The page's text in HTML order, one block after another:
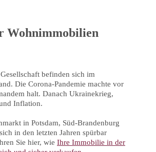
Wohnimmobilien
befinden sich im
Die Corona-Pandemie machte vor
halt. Danach Ukrainekrieg,
Inflation.
in Potsdam, Süd-Brandenburg
in den letzten Jahren spürbar
Sie hier, wie Ihre Immobilie in der